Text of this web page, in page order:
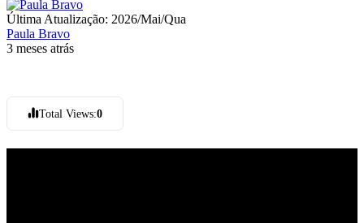
Última Atualização: 2026/Mai/Qua
Paula Bravo
3 meses atrás
Total Views:0